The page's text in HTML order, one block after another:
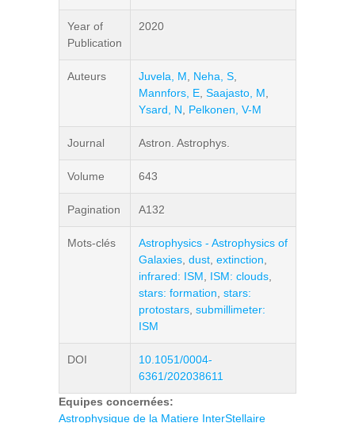
Year of
Publication
2020
Auteurs Juvela, M Neha, S
Mannfors, E Saajasto, M
Ysard, N
Pelkonen, V-M
Journal Astron. Astrophys.
Volume 643
Pagination A132
Mots-clés
Astrophysics - Astrophysics of
Galaxies dust extinction
infrared: ISM
ISM: clouds
stars: formation stars:
protostars submillimeter:
ISM
DOI
10.1051/0004-
6361/202038611
Equipes concernées:
Astrophysique de la Matiere InterStellaire